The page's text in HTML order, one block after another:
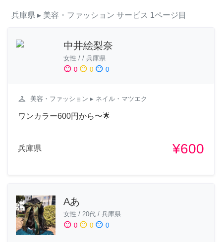
兵庫県 ▸ 美容・ファッション サービス 1ページ目
中井絵梨奈
女性 / / 兵庫県
sentiment_satisfied 0 sentiment_neutral 0 sentiment_dissatisfied 0
checkroom 美容・ファッション ▸ ネイル・マツエク
ワンカラー600円から〜🌟
兵庫県 ¥600
Aあ
女性 / 20代 / 兵庫県
sentiment_satisfied 0 sentiment_neutral 0 sentiment_dissatisfied 0